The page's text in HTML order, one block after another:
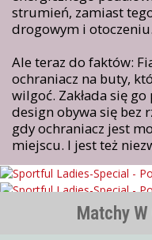
strumień, zamiast
drogowym i otoczeniu.
Ale teraz do faktów:
ochraniacz na buty,
wilgoć. Zakłada się
design obywa się bez
gdy ochraniacz jest
miejscu. I jest też
Matchy